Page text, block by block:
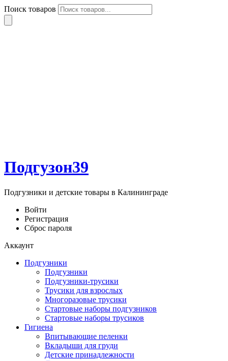
Поиск товаров
Подгузон39
Подгузники и детские товары в Калининграде
Войти
Регистрация
Сброс пароля
Аккаунт
Подгузники
Подгузники
Подгузники-трусики
Трусики для взрослых
Многоразовые трусики
Стартовые наборы подгузников
Стартовые наборы трусиков
Гигиена
Впитывающие пеленки
Вкладыши для груди
Детские принадлежности